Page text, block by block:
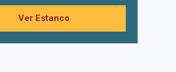
Ver Estanco